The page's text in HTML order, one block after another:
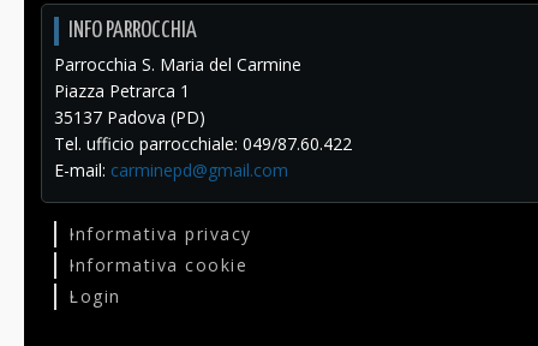
INFO PARROCCHIA
Parrocchia S. Maria del Carmine
Piazza Petrarca 1
35137 Padova (PD)
Tel. ufficio parrocchiale: 049/87.60.422
E-mail: carminepd@gmail.com
Informativa privacy
Informativa cookie
Login